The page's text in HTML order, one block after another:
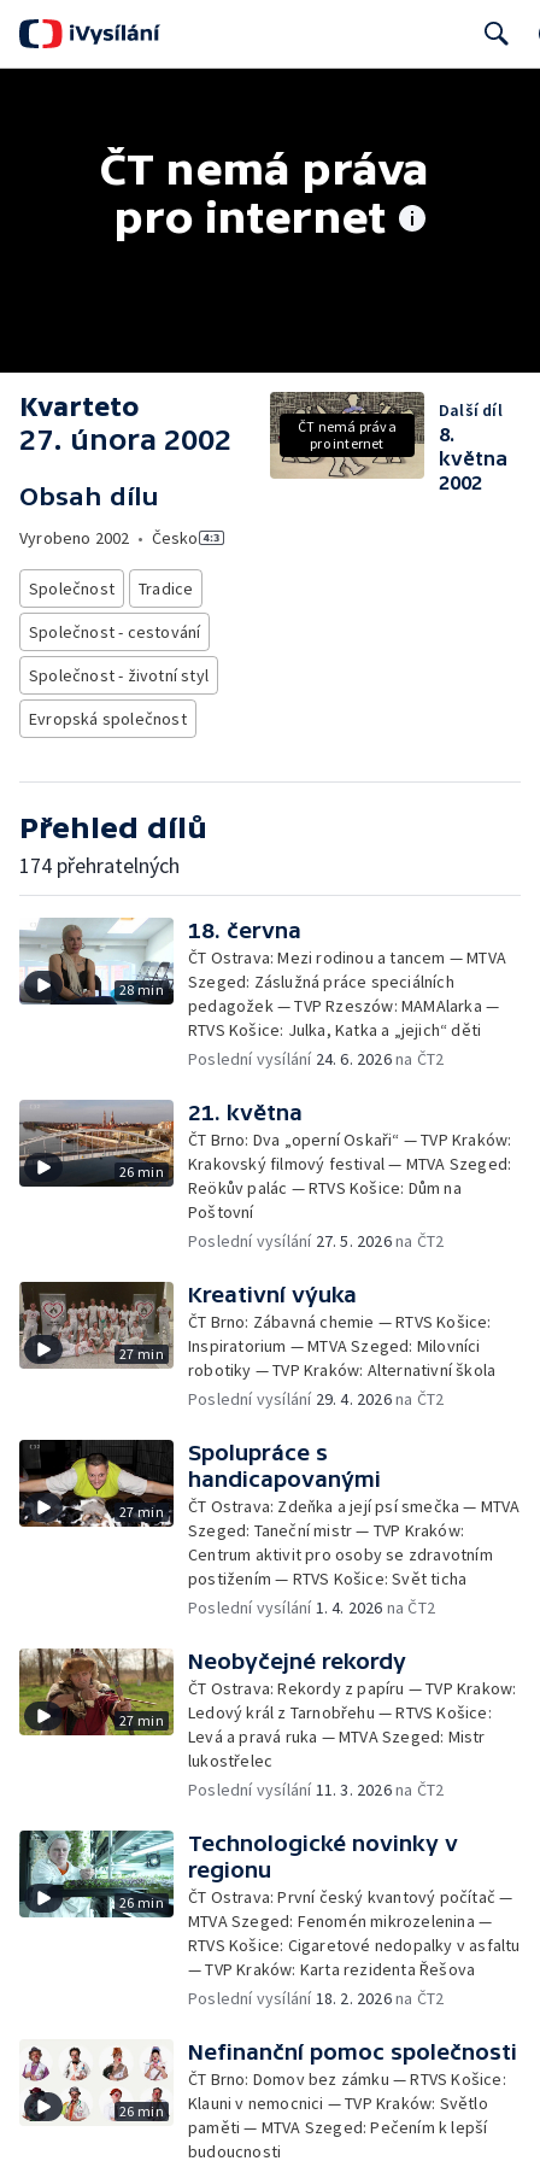
ČT nemá práva
pro internet
Kvarteto
27. února 2002
Obsah dílu
Vyrobeno 2002 • Česko
Společnost
Tradice
Společnost - cestování
Společnost - životní styl
Evropská společnost
ČT nemá práva
pro internet
Další díl
8.
května
2002
Přehled dílů
174 přehratelných
28 min
18. června
ČT Ostrava: Mezi rodinou a tancem — MTVA
Szeged: Záslužná práce speciálních
pedagožek — TVP Rzeszów: MAMAlarka —
RTVS Košice: Julka, Katka a „jejich“ děti
Poslední vysílání 24. 6. 2026na ČT2
26 min
21. května
ČT Brno: Dva „operní Oskaři“ — TVP Kraków:
Krakovský filmový festival — MTVA Szeged:
Reökův palác — RTVS Košice: Dům na
Poštovní
Poslední vysílání 27. 5. 2026na ČT2
27 min
Kreativní výuka
ČT Brno: Zábavná chemie — RTVS Košice:
Inspiratorium — MTVA Szeged: Milovníci
robotiky — TVP Kraków: Alternativní škola
Poslední vysílání 29. 4. 2026na ČT2
27 min
Spolupráce s
handicapovanými
ČT Ostrava: Zdeňka a její psí smečka — MTVA
Szeged: Taneční mistr — TVP Kraków:
Centrum aktivit pro osoby se zdravotním
postižením — RTVS Košice: Svět ticha
Poslední vysílání1. 4. 2026 na ČT2
27 min
Neobyčejné rekordy
ČT Ostrava: Rekordy z papíru — TVP Krakow:
Ledový král z Tarnobřehu — RTVS Košice:
Levá a pravá ruka — MTVA Szeged: Mistr
lukostřelec
Poslední vysílání11. 3. 2026na ČT2
26 min
Technologické novinky v
regionu
ČT Ostrava: První český kvantový počítač —
MTVA Szeged: Fenomén mikrozelenina —
RTVS Košice: Cigaretové nedopalky v asfaltu
— TVP Kraków: Karta rezidenta Řešova
Poslední vysílání18. 2. 2026na ČT2
26 min
Nefinanční pomoc společnosti
ČT Brno: Domov bez zámku — RTVS Košice:
Klauni v nemocnici — TVP Kraków: Světlo
paměti — MTVA Szeged: Pečením k lepší
budoucnosti